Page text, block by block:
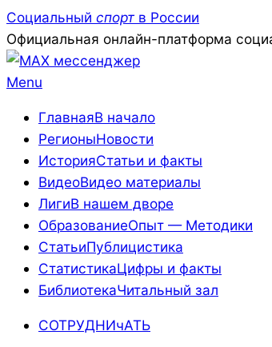
Skip
to
content
Социальный спорт в России
Официальная онлайн-платформа
Primary
Menu
Menu
ГлавнаяВ начало
РегионыНовости
ИсторияСтатьи и факты
ВидеоВидео материалы
ЛигиВ нашем дворе
ОбразованиеОпыт — Методики
СтатьиПублицистика
СтатистикаЦифры и факты
БиблиотекаЧитальный зал
СОТРУДНИчАТЬ